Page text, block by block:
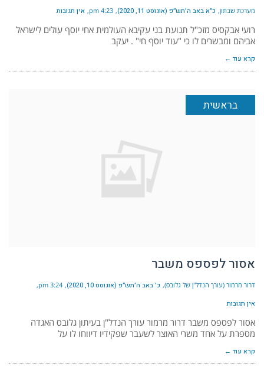
מערכת שבתון כ״א באב ה׳תש״פ (אוגוסט 11, 2020) 4:23 pm אין תגובות
רועי אבקסיס מזכ"ל תנועת בני עקיבא העולמית אחי יוסף עולים לישראל
אביהם ומבשרים לו כי "עוד יוסף חי" . יעקב
קרא עוד ←
בראשית
אסור לפספס משבר
דרור מרמור (עורך הנדל"ן של גלובס) כ׳ באב ה׳תש״פ (אוגוסט 10, 2020) 3:24 pm
אין תגובות
אסור לפספס משבר דרור מרמור עורך הנדל"ן בעיתון גלובס האגדה
מספרת על אחד משרי האוצר לשעבר שפקידיו דיווחו לו על
קרא עוד ←